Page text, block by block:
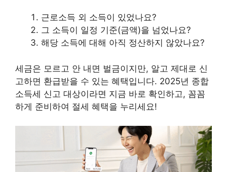
근로소득 외 소득이 있었나요?
그 소득이 일정 기준(금액)을 넘었나요?
해당 소득에 대해 아직 정산하지 않았나요?
세금은 모르고 안 내면 벌금이지만, 알고 제대로 신
고하면 환급받을 수 있는 혜택입니다. 2025년 종합
소득세 신고 대상이라면 지금 바로 확인하고, 꼼꼼
하게 준비하여 절세 혜택을 누리세요!